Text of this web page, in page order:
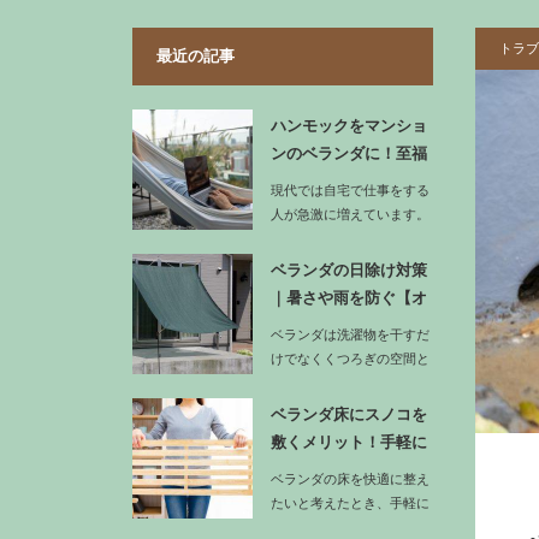
トラ
最近の記事
ハンモックをマンショ
ンのベランダに！至福
の時間を過…
現代では自宅で仕事をする
人が急激に増えています。
ス…
ベランダの日除け対策
｜暑さや雨を防ぐ【オ
ーニング】…
ベランダは洗濯物を干すだ
けでなくくつろぎの空間と
強い日差…
ベランダ床にスノコを
敷くメリット！手軽に
足場を整え…
ベランダの床を快適に整え
たいと考えたとき、手軽に